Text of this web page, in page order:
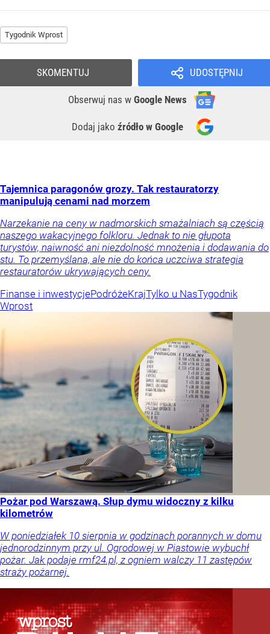
Tygodnik Wprost
UDOSTĘPNIJ
Obserwuj nas w Google News
Dodaj jako źródło w Google
SKOMENTUJ
Tajemnica paragonów grozy. Tak restauratorzy
manipulują cenami nad morzem
Narzekanie na ceny w nadmorskich smażalniach są częścią
naszego wakacyjnego folkloru. Jednak to nie głupota
turystów, naiwność ani niezdolność mnożenia i dodawania do
stu. To przemyślana, ale nie do końca uczciwa strategia
restauratorów ukrywających ceny.
Finanse i inwestycjePodróżeKrajTylko u NasTygodnik
Wprost
Pożar pod Warszawą. Słup dymu widoczny z kilku
kilometrów
W poniedziałek 10 sierpnia w godzinach porannych w domu
jednorodzinnym przy ul. Ogrodowej w Piastowie wybuchł
pożar. Jak podaje rmf24.pl, z ogniem walczy 11 zastępów
straży pożarnej.